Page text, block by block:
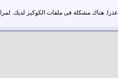
عذرا. هناك مشكلة فى ملفات الكوكيز لديك.